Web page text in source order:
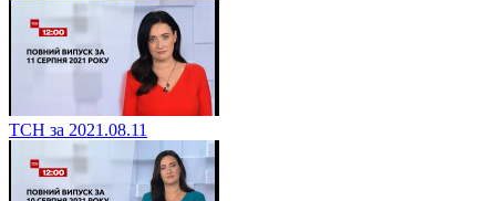
ТСН за 2021.08.11